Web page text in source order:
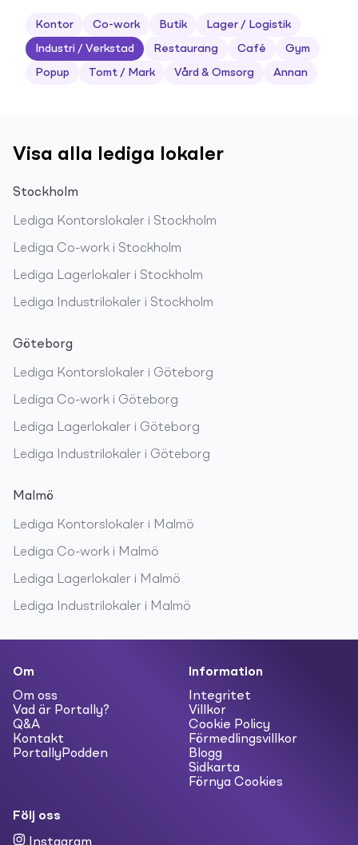
Kontor Co-work Butik Lager / Logistik
Industri / Verkstad Restaurang Café Gym
Popup Tomt / Mark Vård & Omsorg Annan
Visa alla lediga lokaler
Stockholm
Lediga Kontorslokaler i Stockholm
Lediga Co-work i Stockholm
Lediga Lagerlokaler i Stockholm
Lediga Industrilokaler i Stockholm
Göteborg
Lediga Kontorslokaler i Göteborg
Lediga Co-work i Göteborg
Lediga Lagerlokaler i Göteborg
Lediga Industrilokaler i Göteborg
Malmö
Lediga Kontorslokaler i Malmö
Lediga Co-work i Malmö
Lediga Lagerlokaler i Malmö
Lediga Industrilokaler i Malmö
Om
Om oss
Vad är Portally?
Q&A
Kontakt
PortallyPodden
Information
Integritet
Villkor
Cookie Policy
Förmedlingsvillkor
Blogg
Sidkarta
Förnya Cookies
Följ oss